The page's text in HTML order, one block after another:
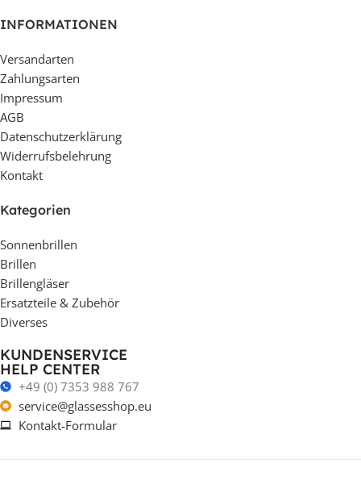
INFORMATIONEN
Versandarten
Zahlungsarten
Impressum
AGB
Datenschutzerklärung
Widerrufsbelehrung
Kontakt
Kategorien
Sonnenbrillen
Brillen
Brillengläser
Ersatzteile & Zubehör
Diverses
KUNDENSERVICE
HELP CENTER
+49 (0) 7353 988 767
service@glassesshop.eu
Kontakt-Formular